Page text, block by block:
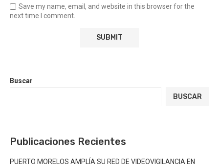
Save my name, email, and website in this browser for the
next time I comment.
Buscar
BUSCAR
Publicaciones Recientes
PUERTO MORELOS AMPLÍA SU RED DE VIDEOVIGILANCIA EN